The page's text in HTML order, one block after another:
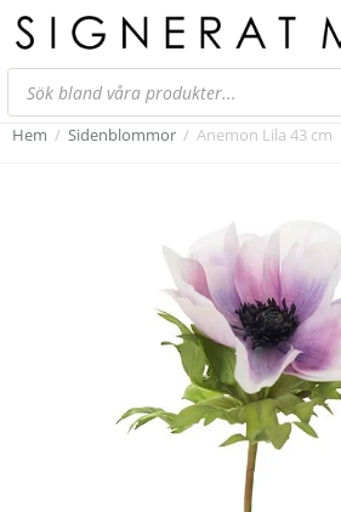
Hem / Sidenblommor / Anemon Lila 43 cm